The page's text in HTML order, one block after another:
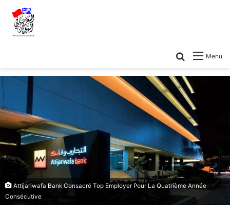
Menu
Attijariwafa Bank Consacré Top Employer Pour La Quatrième Année
Consécutive